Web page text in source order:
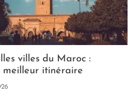
villes du Maroc :
meilleur itinéraire